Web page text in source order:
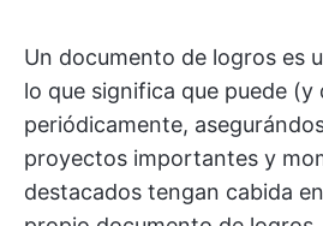
Un documento de logros es
lo que significa que puede (y
periódicamente,
proyectos importantes y
destacados tengan cabida